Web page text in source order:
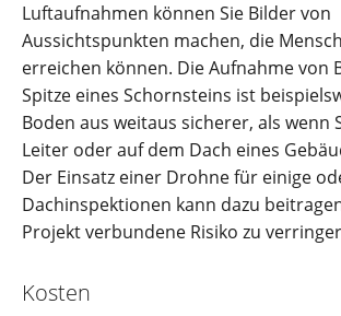
Luftaufnahmen können Sie Bilder von
Aussichtspunkten machen, die
erreichen können. Die Aufnahme von
Spitze eines Schornsteins ist
Boden aus weitaus sicherer, als wenn
Leiter oder auf dem Dach eines
Der Einsatz einer Drohne für einige
Dachinspektionen kann dazu
Projekt verbundene Risiko zu
Kosten